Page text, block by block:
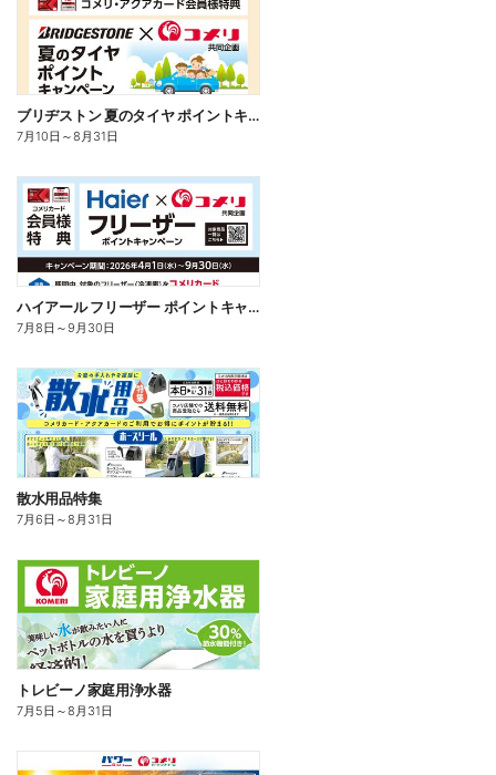
ブリヂストン 夏のタイヤ ポイントキャンペーン
7月10日 ～8月31日
ハイアール フリーザー ポイントキャンペーン
7月8日 ～9月30日
散水用品特集
7月6日 ～8月31日
トレビーノ家庭用浄水器
7月5日 ～8月31日